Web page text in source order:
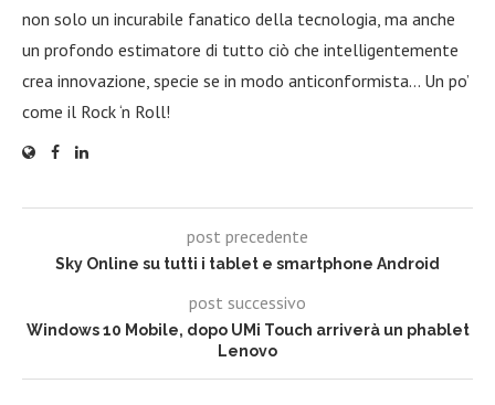
non solo un incurabile fanatico della tecnologia, ma anche
un profondo estimatore di tutto ciò che intelligentemente
crea innovazione, specie se in modo anticonformista… Un po’
come il Rock ‘n Roll!
post precedente
Sky Online su tutti i tablet e smartphone Android
post successivo
Windows 10 Mobile, dopo UMi Touch arriverà un phablet
Lenovo